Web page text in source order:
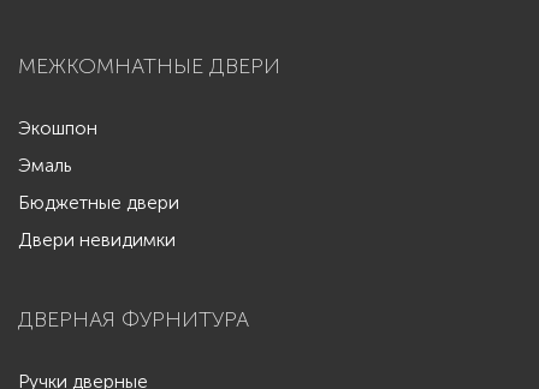
МЕЖКОМНАТНЫЕ ДВЕРИ
Экошпон
Эмаль
Бюджетные двери
Двери невидимки
ДВЕРНАЯ ФУРНИТУРА
Ручки дверные